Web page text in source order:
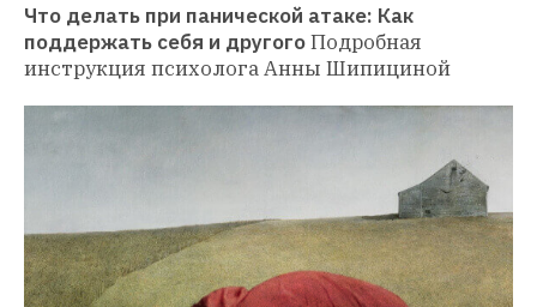
Что делать при панической атаке: Как
поддержать себя и другогоПодробная
инструкция психолога Анны Шипициной